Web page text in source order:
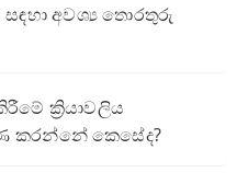
සඳහා අවශ්‍ය තොරතුරු
ක්‍රියාවලිය
කරන්නේ කෙසේද?